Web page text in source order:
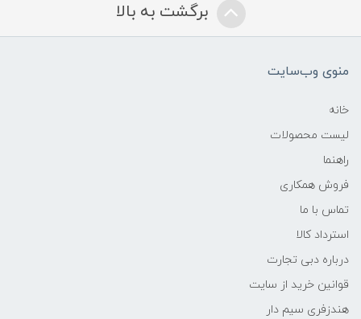
برگشت به بالا
منوی وب‌سایت
خانه
لیست محصولات
راهنما
فروش همکاری
تماس با ما
استرداد کالا
درباره دبی تجارت
قوانین خرید از سایت
هندزفری سیم دار